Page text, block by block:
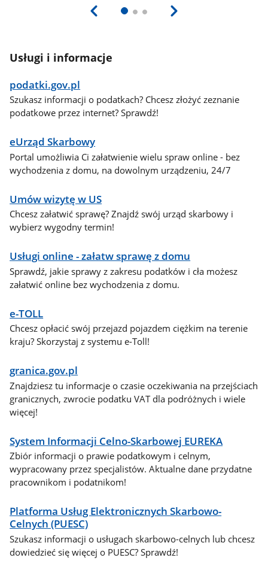
Usługi i informacje
podatki.gov.pl
Szukasz informacji o podatkach? Chcesz złożyć zeznanie
podatkowe przez internet? Sprawdź!
eUrząd Skarbowy
Portal umożliwia Ci załatwienie wielu spraw online - bez
wychodzenia z domu, na dowolnym urządzeniu, 24/7
Umów wizytę w US
Chcesz załatwić sprawę? Znajdź swój urząd skarbowy i
wybierz wygodny termin!
Usługi online - załatw sprawę z domu
Sprawdź, jakie sprawy z zakresu podatków i cła możesz
załatwić online bez wychodzenia z domu.
e-TOLL
Chcesz opłacić swój przejazd pojazdem ciężkim na terenie
kraju? Skorzystaj z systemu e-Toll!
granica.gov.pl
Znajdziesz tu informacje o czasie oczekiwania na przejściach
granicznych, zwrocie podatku VAT dla podróżnych i wiele
więcej!
System Informacji Celno-Skarbowej EUREKA
Zbiór informacji o prawie podatkowym i celnym,
wypracowany przez specjalistów. Aktualne dane przydatne
pracownikom i podatnikom!
Platforma Usług Elektronicznych Skarbowo-
Celnych (PUESC)
Szukasz informacji o usługach skarbowo-celnych lub chcesz
dowiedzieć się więcej o PUESC? Sprawdź!